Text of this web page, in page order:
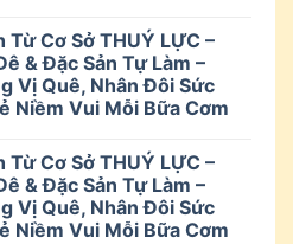
Từ Cơ Sở THUÝ LỰC –
& Đặc Sản Tự Làm –
Vị Quê, Nhân Đôi Sức
Niềm Vui Mỗi Bữa Cơm
Từ Cơ Sở THUÝ LỰC –
& Đặc Sản Tự Làm –
Vị Quê, Nhân Đôi Sức
Niềm Vui Mỗi Bữa Cơm